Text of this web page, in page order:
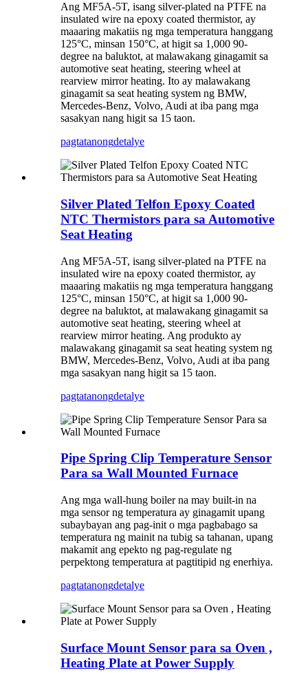
Ang MF5A-5T, isang silver-plated na PTFE na
insulated wire na epoxy coated thermistor, ay
maaaring makatiis ng mga temperatura hanggang
125°C, minsan 150°C, at higit sa 1,000 90-
degree na baluktot, at malawakang ginagamit sa
automotive seat heating, steering wheel at
rearview mirror heating. Ito ay malawakang
ginagamit sa seat heating system ng BMW,
Mercedes-Benz, Volvo, Audi at iba pang mga
sasakyan nang higit sa 15 taon.
pagtatanongdetalye
Silver Plated Telfon Epoxy Coated
NTC Thermistors para sa Automotive
Seat Heating
Ang MF5A-5T, isang silver-plated na PTFE na
insulated wire na epoxy coated thermistor, ay
maaaring makatiis ng mga temperatura hanggang
125°C, minsan 150°C, at higit sa 1,000 90-
degree na baluktot, at malawakang ginagamit sa
automotive seat heating, steering wheel at
rearview mirror heating. Ang produkto ay
malawakang ginagamit sa seat heating system ng
BMW, Mercedes-Benz, Volvo, Audi at iba pang
mga sasakyan nang higit sa 15 taon.
pagtatanongdetalye
Pipe Spring Clip Temperature Sensor
Para sa Wall Mounted Furnace
Ang mga wall-hung boiler na may built-in na
mga sensor ng temperatura ay ginagamit upang
subaybayan ang pag-init o mga pagbabago sa
temperatura ng mainit na tubig sa tahanan, upang
makamit ang epekto ng pag-regulate ng
perpektong temperatura at pagtitipid ng enerhiya.
pagtatanongdetalye
Surface Mount Sensor para sa Oven ,
Heating Plate at Power Supply